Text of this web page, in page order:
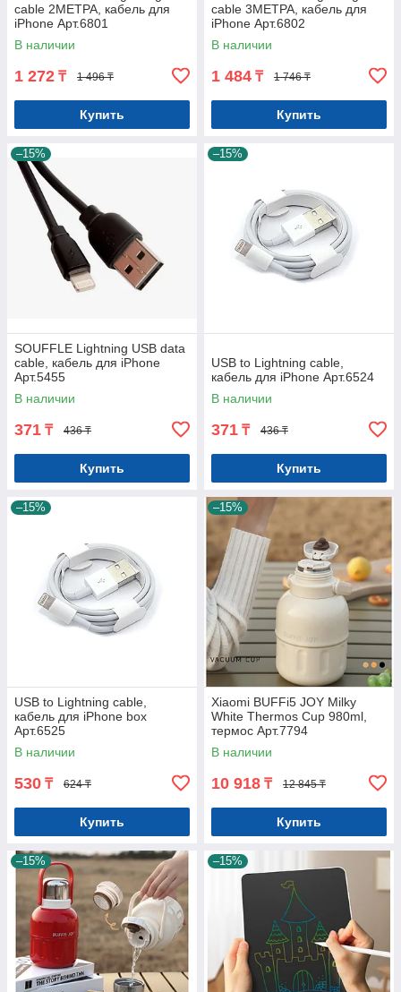
cable 2МЕТРА, кабель для
iPhone Арт.6801
В наличии
1 272 ₸ 1 496 ₸
Купить
cable 3МЕТРА, кабель для
iPhone Арт.6802
В наличии
1 484 ₸ 1 746 ₸
Купить
–15%
SOUFFLE Lightning USB data
cable, кабель для iPhone
Арт.5455
В наличии
371 ₸ 436 ₸
Купить
–15%
USB to Lightning cable,
кабель для iPhone Арт.6524
В наличии
371 ₸ 436 ₸
Купить
–15%
USB to Lightning cable,
кабель для iPhone box
Арт.6525
В наличии
530 ₸ 624 ₸
Купить
–15%
Xiaomi BUFFi5 JOY Milky
White Thermos Cup 980ml,
термос Арт.7794
В наличии
10 918 ₸ 12 845 ₸
Купить
–15% –15%